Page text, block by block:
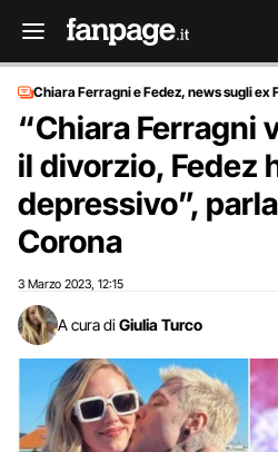
Chiara Ferragni e Fedez, news sugli ex
“Chiara Ferragni
il divorzio, Fedez
depressivo”,
Corona
3 Marzo 2023 12:15
A cura di Giulia Turco